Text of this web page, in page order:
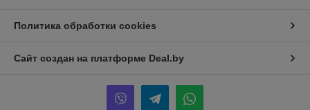
Политика обработки cookies
Сайт создан на платформе Deal.by